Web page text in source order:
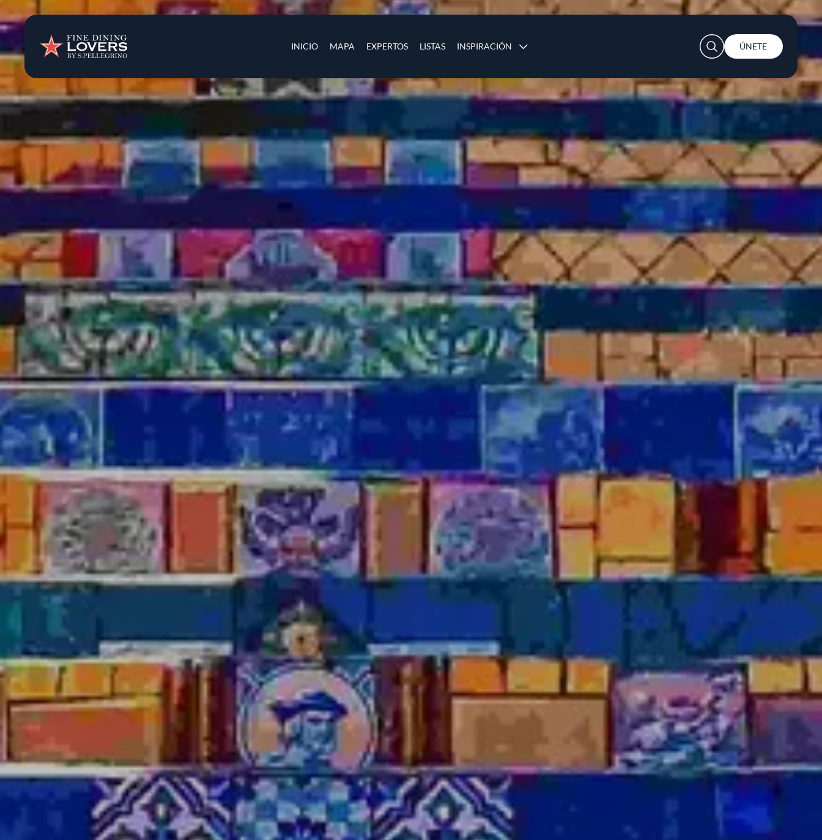
Pasar al contenido principal
INICIO MAPA EXPERTOS LISTAS INSPIRACIÓN
Opinión y noticias
Recetas
Consejos y trucos
Series
User account menu
ÚNETE